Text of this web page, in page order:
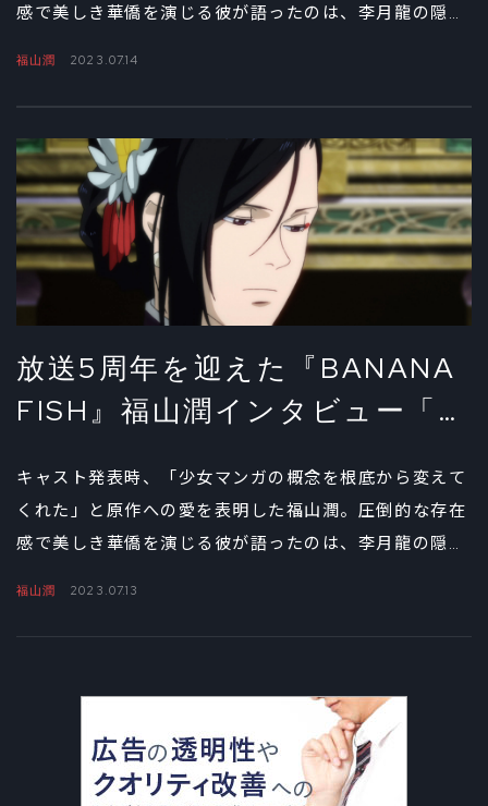
感で美しき華僑を演じる彼が語ったのは、李月龍の隠さ
福山潤 2023.07.14
放送5周年を迎えた『BANANA
FISH』福山潤インタビュー「李
光」①
キャスト発表時、「少女マンガの概念を根底から変えて
くれた」と原作への愛を表明した福山潤。圧倒的な存在
感で美しき華僑を演じる彼が語ったのは、李月龍の隠さ
福山潤 2023.07.13